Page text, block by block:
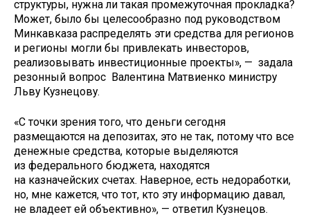
структуры, нужна ли такая промежуточная прокладка?
Может, было бы целесообразно под руководством
Минкавказа распределять эти средства для регионов
и регионы могли бы привлекать инвесторов,
реализовывать инвестиционные проекты», — задала
резонный вопрос Валентина Матвиенко министру
Льву Кузнецову.
«С точки зрения того, что деньги сегодня
размещаются на депозитах, это не так, потому что все
денежные средства, которые выделяются
из федерального бюджета, находятся
на казначейских счетах. Наверное, есть недоработки,
но, мне кажется, что тот, кто эту информацию давал,
не владеет ей объективно», — ответил Кузнецов.